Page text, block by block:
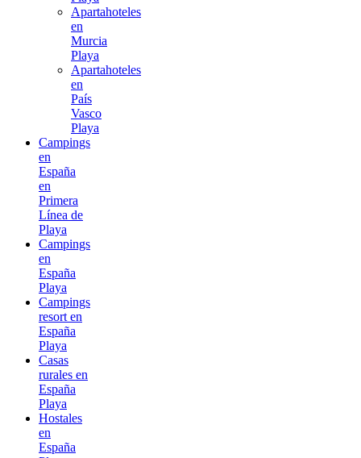
Apartahoteles
en
Murcia
Playa
Apartahoteles
en
País
Vasco
Playa
Campings
en
España
en
Primera
Línea de
Playa
Campings
en
España
Playa
Campings
resort en
España
Playa
Casas
rurales en
España
Playa
Hostales
en
España